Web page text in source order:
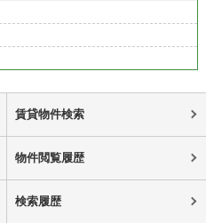
賃貸物件検索
物件閲覧履歴
検索履歴